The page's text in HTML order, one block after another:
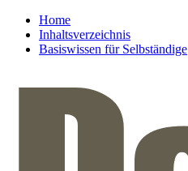
Home
Inhaltsverzeichnis
Basiswissen für Selbständige